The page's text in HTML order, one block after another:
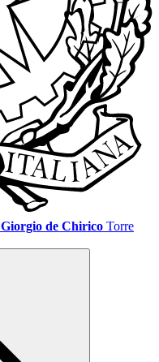
Giorgio de Chirico Torre